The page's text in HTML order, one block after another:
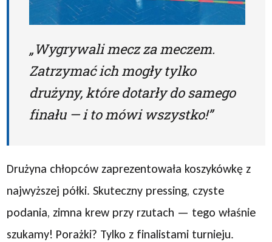
„Wygrywali mecz za meczem.
Zatrzymać ich mogły tylko
drużyny, które dotarły do samego
finału — i to mówi wszystko!”
Drużyna chłopców zaprezentowała koszykówkę z
najwyższej półki. Skuteczny pressing, czyste
podania, zimna krew przy rzutach — tego właśnie
szukamy! Porażki? Tylko z finalistami turnieju.